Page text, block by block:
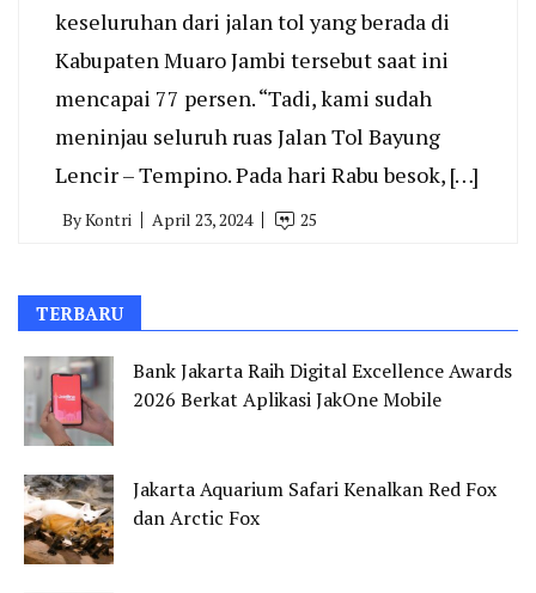
keseluruhan dari jalan tol yang berada di
Kabupaten Muaro Jambi tersebut saat ini
mencapai 77 persen. “Tadi, kami sudah
meninjau seluruh ruas Jalan Tol Bayung
Lencir – Tempino. Pada hari Rabu besok, […]
ByKontri April 23, 2024 25
TERBARU
Bank Jakarta Raih Digital Excellence Awards
2026 Berkat Aplikasi JakOne Mobile
Jakarta Aquarium Safari Kenalkan Red Fox
dan Arctic Fox